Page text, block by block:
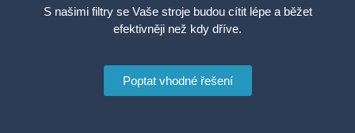
S našimi filtry se Vaše stroje budou cítit lépe a běžet
efektivněji než kdy dříve.
Poptat vhodné řešení